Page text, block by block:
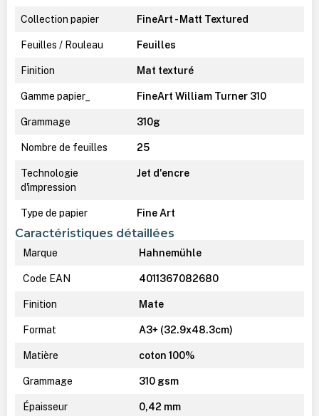
Collection papier FineArt - Matt Textured
Feuilles / Rouleau Feuilles
Finition Mat texturé
Gamme papier_ FineArt William Turner 310
Grammage 310g
Nombre de feuilles 25
Technologie
d'impression
Jet d'encre
Type de papier Fine Art
Caractéristiques détaillées
Marque Hahnemühle
Code EAN 4011367082680
Finition Mate
Format A3+ (32.9x48.3cm)
Matière coton 100%
Grammage 310 gsm
Épaisseur 0,42 mm